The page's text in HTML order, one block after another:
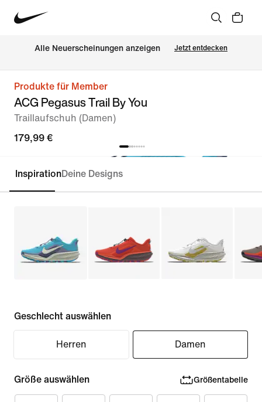
Alle Neuerscheinungen anzeigen Jetzt entdecken
Produkte für Member
ACG Pegasus Trail By You
Traillaufschuh (Damen)
179,99 €
Personalisieren
InspirationDeine Designs
Geschlecht auswählen
Herren Damen
Größe auswählen Größentabelle